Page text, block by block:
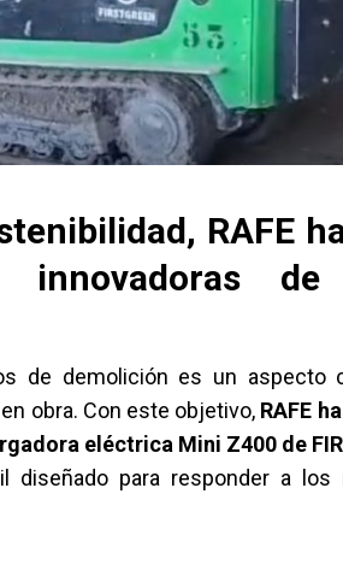
RAFE
de
de demolición es un aspecto
obra. Con este objetivo, RAFE
eléctrica Mini Z400 de
diseñado para responder a